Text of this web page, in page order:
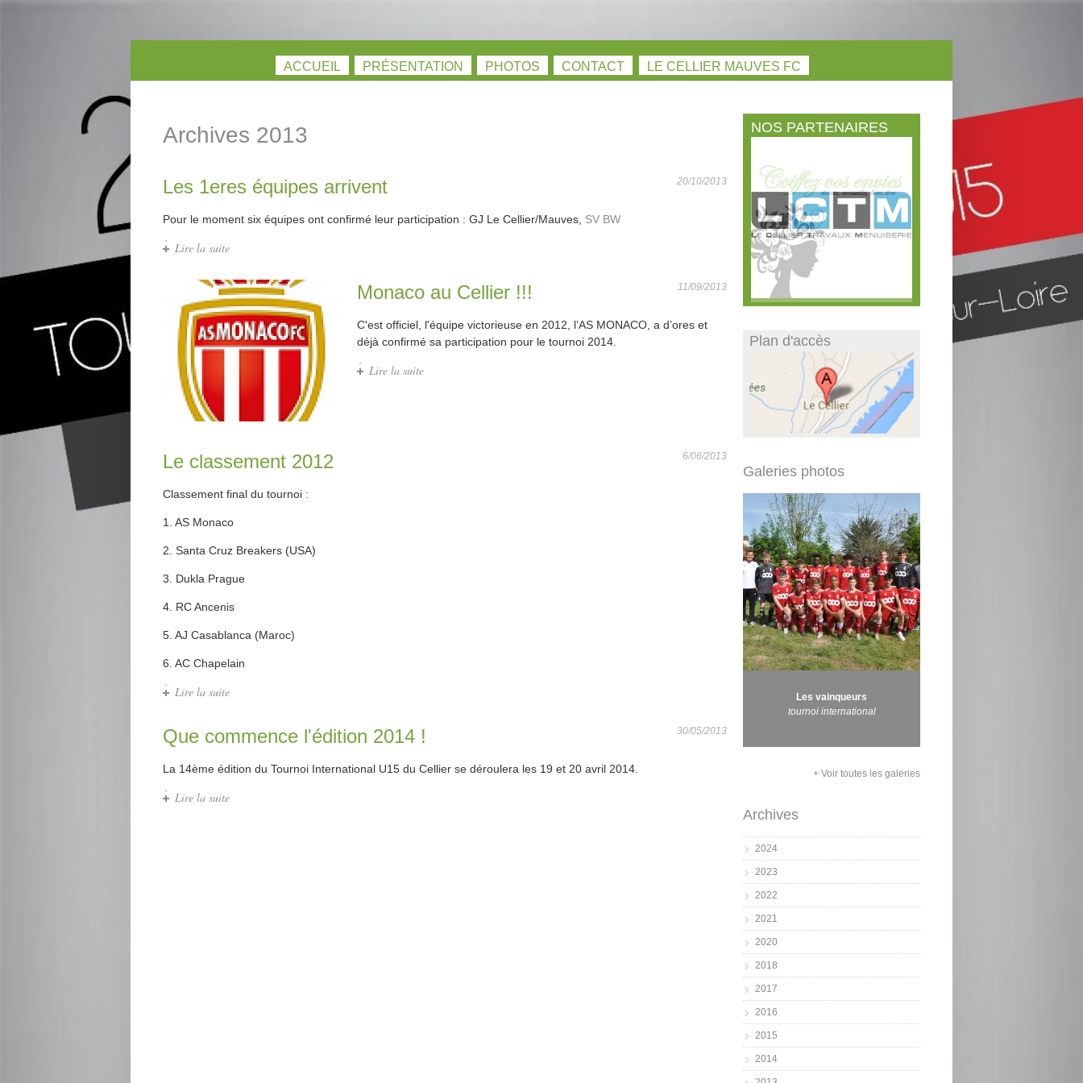
ACCUEIL PRÉSENTATION PHOTOS CONTACT LE CELLIER MAUVES FC
Archives 2013
20/10/2013
Les 1eres équipes arrivent
Pour le moment six équipes ont confirmé leur participation : GJ Le Cellier/Mauves, SV BW
Lire la suite
11/09/2013
Monaco au Cellier !!!
C'est officiel, l'équipe victorieuse en 2012, l’AS MONACO, a d’ores et
déjà confirmé sa participation pour le tournoi 2014.
Lire la suite
6/06/2013
Le classement 2012
Classement final du tournoi :
1. AS Monaco
2. Santa Cruz Breakers (USA)
3. Dukla Prague
4. RC Ancenis
5. AJ Casablanca (Maroc)
6. AC Chapelain
Lire la suite
30/05/2013
Que commence l'édition 2014 !
La 14ème édition du Tournoi International U15 du Cellier se déroulera les 19 et 20 avril 2014.
Lire la suite
NOS PARTENAIRES
Plan d'accès
Galeries photos
Les vainqueurs
tournoi international
+ Voir toutes les galeries
Archives
2024
2023
2022
2021
2020
2018
2017
2016
2015
2014